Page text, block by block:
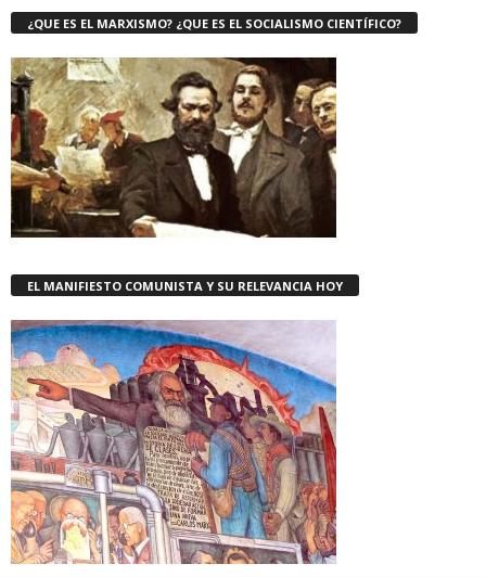
¿QUE ES EL MARXISMO? ¿QUE ES EL SOCIALISMO CIENTÍFICO?
EL MANIFIESTO COMUNISTA Y SU RELEVANCIA HOY